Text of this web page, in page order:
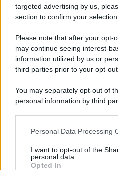
targeted advertising by us,
section to confirm your selection.
Please note that after your opt-
may continue seeing interest-
information utilized by us or
third parties prior to your opt-out.
You may separately opt-out of
personal information by third
This information may also be
disclose it to other third parties.
Personal Data Processing
I want to opt-out of the
personal data.
Opted In